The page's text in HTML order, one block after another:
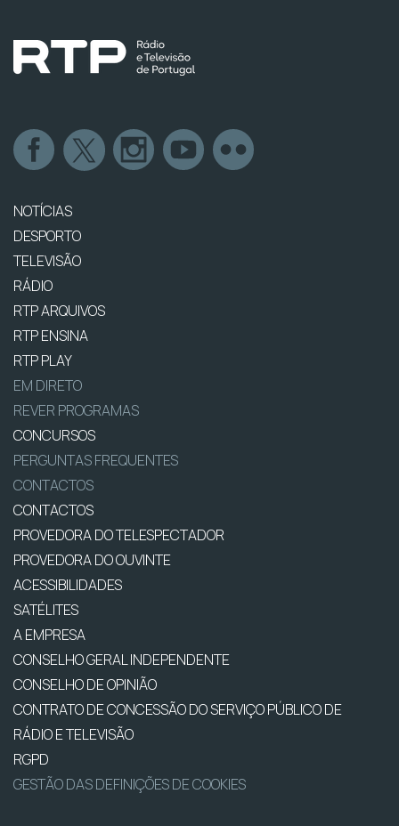
NOTÍCIAS
DESPORTO
TELEVISÃO
RÁDIO
RTP ARQUIVOS
RTP ENSINA
RTP PLAY
EM DIRETO
REVER PROGRAMAS
CONCURSOS
PERGUNTAS FREQUENTES
CONTACTOS
CONTACTOS
PROVEDORA DO TELESPECTADOR
PROVEDORA DO OUVINTE
ACESSIBILIDADES
SATÉLITES
A EMPRESA
CONSELHO GERAL INDEPENDENTE
CONSELHO DE OPINIÃO
CONTRATO DE CONCESSÃO DO SERVIÇO PÚBLICO DE
RÁDIO E TELEVISÃO
RGPD
GESTÃO DAS DEFINIÇÕES DE COOKIES